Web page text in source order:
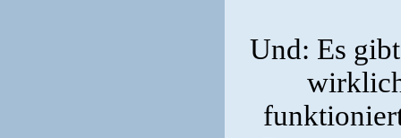
Und: Es